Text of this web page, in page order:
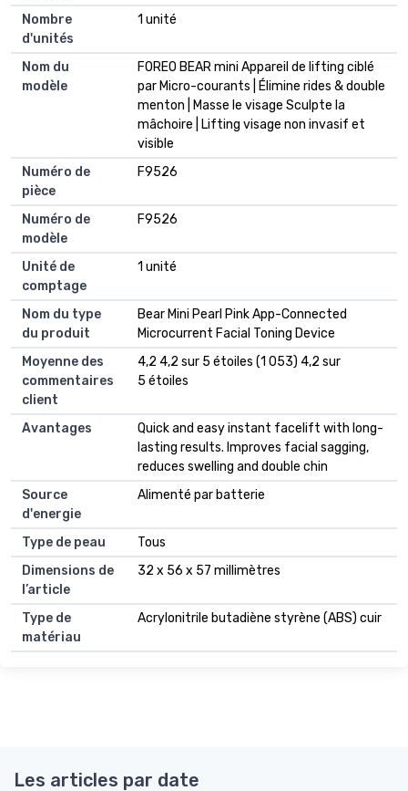
Nombre
d'unités
1 unité
Nom du
modèle
FOREO BEAR mini Appareil de lifting ciblé
par Micro-courants | Élimine rides & double
menton | Masse le visage Sculpte la
mâchoire | Lifting visage non invasif et
visible
Numéro de
pièce
F9526
Numéro de
modèle
F9526
Unité de
comptage
1 unité
Nom du type
du produit
Bear Mini Pearl Pink App-Connected
Microcurrent Facial Toning Device
Moyenne des
commentaires
client
4,2 4,2 sur 5 étoiles (1 053) 4,2 sur
5 étoiles
Avantages
Quick and easy instant facelift with long-
lasting results. Improves facial sagging,
reduces swelling and double chin
Source
d'energie
Alimenté par batterie
Type de peau
Tous
Dimensions de
l’article
32 x 56 x 57 millimètres
Type de
matériau
Acrylonitrile butadiène styrène (ABS) cuir
Les articles par date